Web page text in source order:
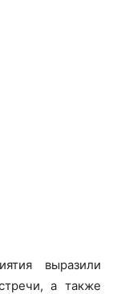
выразили
а также